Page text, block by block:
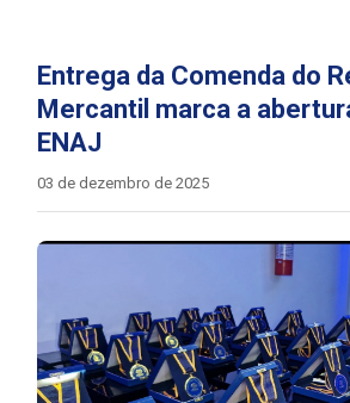
Entrega da Comenda do
Mercantil marca a
ENAJ
03 de dezembro de 2025